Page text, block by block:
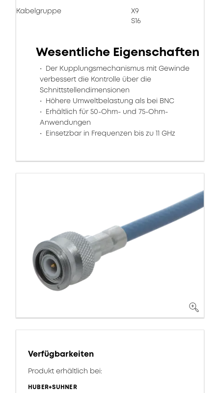
Kabelgruppe
X9
S16
Wesentliche Eigenschaften
Der Kupplungsmechanismus mit Gewinde
verbessert die Kontrolle über die
Schnittstellendimensionen
Höhere Umweltbelastung als bei BNC
Erhältlich für 50-Ohm- und 75-Ohm-
Anwendungen
Einsetzbar in Frequenzen bis zu 11 GHz
Verfügbarkeiten
Produkt erhältlich bei:
HUBER+SUHNER